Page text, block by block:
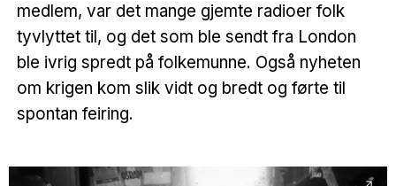
medlem, var det mange gjemte radioer folk
tyvlyttet til, og det som ble sendt fra London
ble ivrig spredt på folkemunne. Også nyheten
om krigen kom slik vidt og bredt og førte til
spontan feiring.